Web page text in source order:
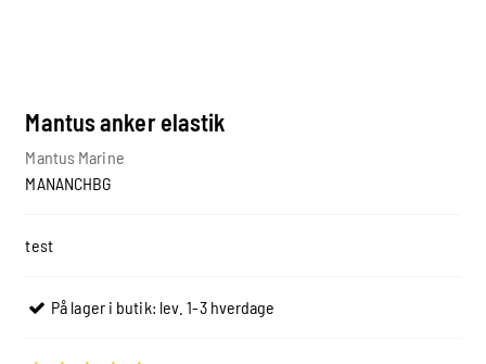
Mantus anker elastik
Mantus Marine
MANANCHBG
test
På lager i butik: lev. 1-3 hverdage